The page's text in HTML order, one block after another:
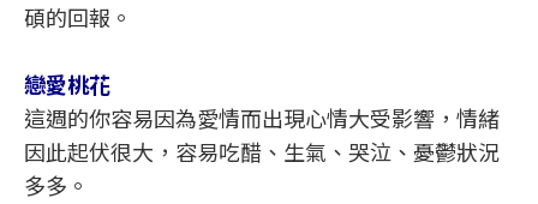
碩的回報。
戀愛桃花
這週的你容易因為愛情而出現心情大受影響，情緒
因此起伏很大，容易吃醋、生氣、哭泣、憂鬱狀況
多多。